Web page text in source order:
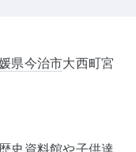
県今治市大西町宮
史資料館や子供達